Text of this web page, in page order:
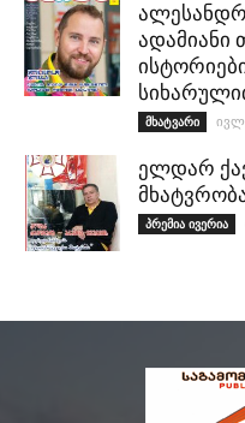
ადამიანი
მხატვარი
ელდარ
პრემია ივერია